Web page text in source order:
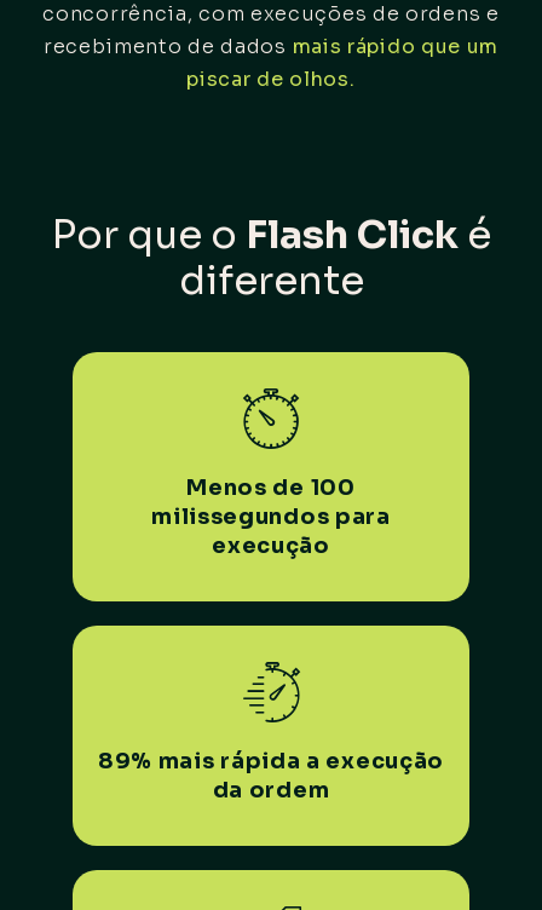
concorrência, com execuções de ordens e
recebimento de dados mais rápido que um
piscar de olhos.
Por que o Flash Clické
diferente
Menos de 100
milissegundos para
execução
89% mais rápida a execução
da ordem